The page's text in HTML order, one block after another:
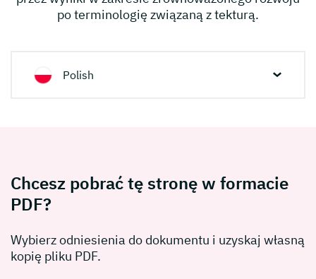
po terminologię związaną z tekturą.
Polish
Chcesz pobrać tę stronę w formacie
PDF?
Wybierz odniesienia do dokumentu i uzyskaj własną
kopię pliku PDF.